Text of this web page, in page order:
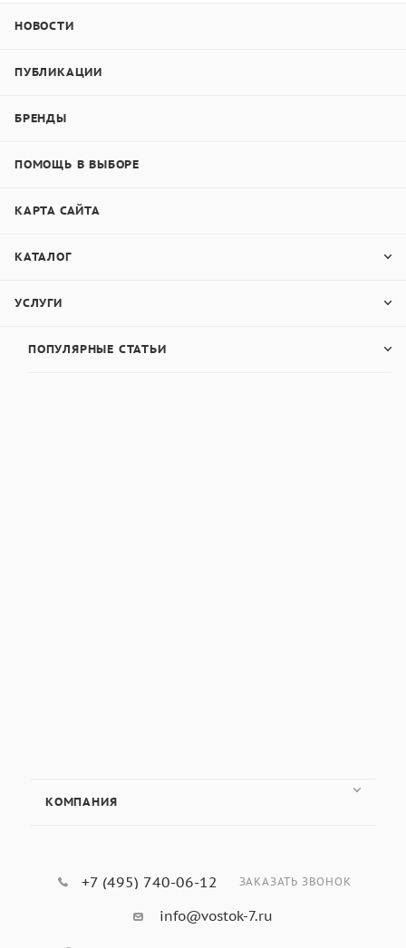
НОВОСТИ
ПУБЛИКАЦИИ
БРЕНДЫ
ПОМОЩЬ В ВЫБОРЕ
КАРТА САЙТА
КАТАЛОГ
УСЛУГИ
ПОПУЛЯРНЫЕ СТАТЬИ
КОМПАНИЯ
+7 (495) 740-06-12 ЗАКАЗАТЬ ЗВОНОК
info@vostok-7.ru